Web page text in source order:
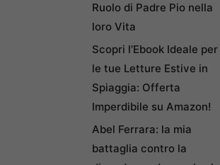
Ruolo di Padre Pio nella
loro Vita
Scopri l’Ebook Ideale per
le tue Letture Estive in
Spiaggia: Offerta
Imperdibile su Amazon!
Abel Ferrara: la mia
battaglia contro la